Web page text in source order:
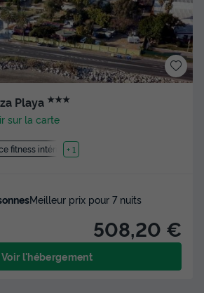
Playa ★★★
sur la carte
fitness intérieure
+ 1
Meilleur prix pour 7 nuits
508,20 €
Voir l'hébergement